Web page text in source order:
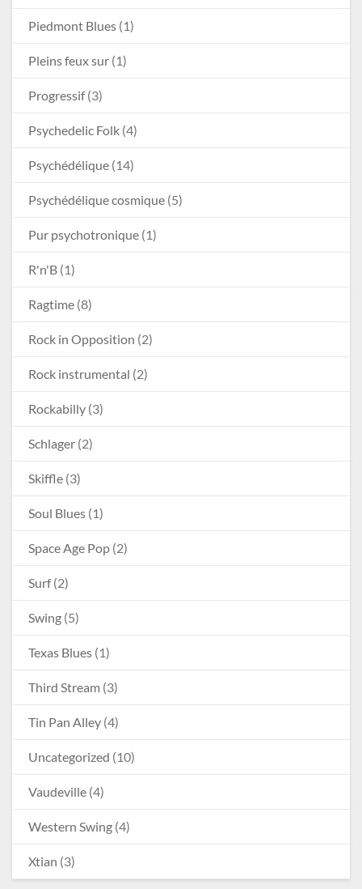
Piedmont Blues (1)
Pleins feux sur (1)
Progressif(3)
Psychedelic Folk (4)
Psychédélique (14)
Psychédélique cosmique (5)
Pur psychotronique (1)
R'n'B (1)
Ragtime (8)
Rock in Opposition (2)
Rock instrumental (2)
Rockabilly (3)
Schlager (2)
Skiffle (3)
Soul Blues (1)
Space Age Pop (2)
Surf(2)
Swing (5)
Texas Blues (1)
Third Stream (3)
Tin Pan Alley (4)
Uncategorized (10)
Vaudeville (4)
Western Swing (4)
Xtian (3)